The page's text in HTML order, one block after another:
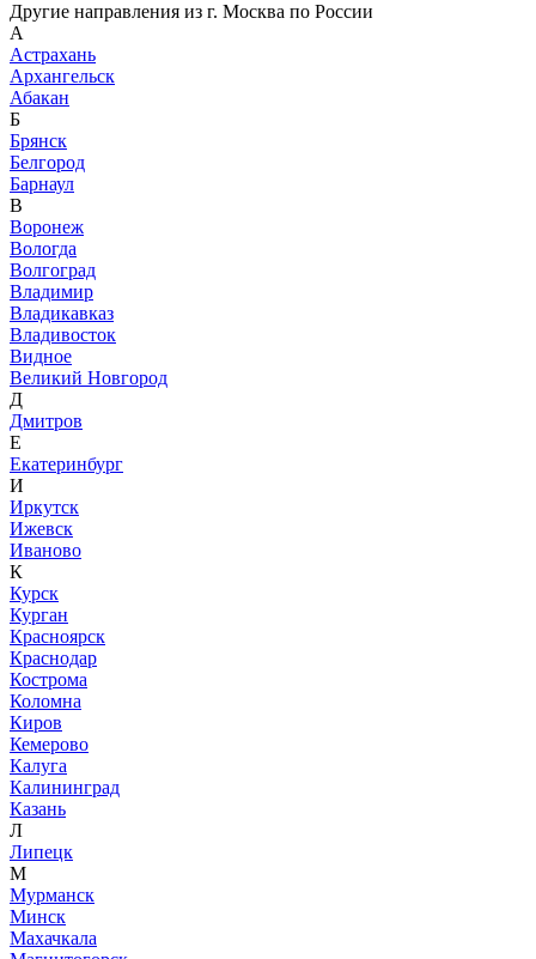
Другие направления из г. Москва по России
А
Астрахань
Архангельск
Абакан
Б
Брянск
Белгород
Барнаул
В
Воронеж
Вологда
Волгоград
Владимир
Владикавказ
Владивосток
Видное
Великий Новгород
Д
Дмитров
Е
Екатеринбург
И
Иркутск
Ижевск
Иваново
К
Курск
Курган
Красноярск
Краснодар
Кострома
Коломна
Киров
Кемерово
Калуга
Калининград
Казань
Л
Липецк
М
Мурманск
Минск
Махачкала